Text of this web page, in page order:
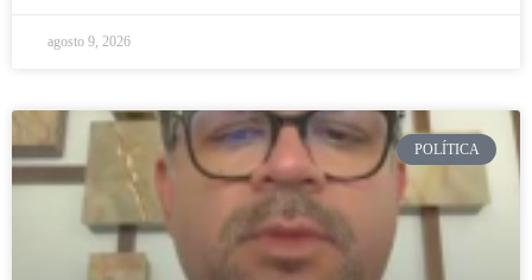
agosto 9, 2026
POLÍTICA